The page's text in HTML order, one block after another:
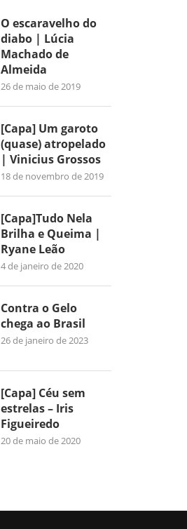
O escaravelho do
diabo | Lúcia
Machado de
Almeida
26 de maio de 2019
[Capa] Um garoto
(quase) atropelado
| Vinicius Grossos
18 de novembro de 2019
[Capa]Tudo Nela
Brilha e Queima |
Ryane Leão
4 de janeiro de 2020
Contra o Gelo
chega ao Brasil
26 de janeiro de 2023
[Capa] Céu sem
estrelas – Iris
Figueiredo
20 de maio de 2020